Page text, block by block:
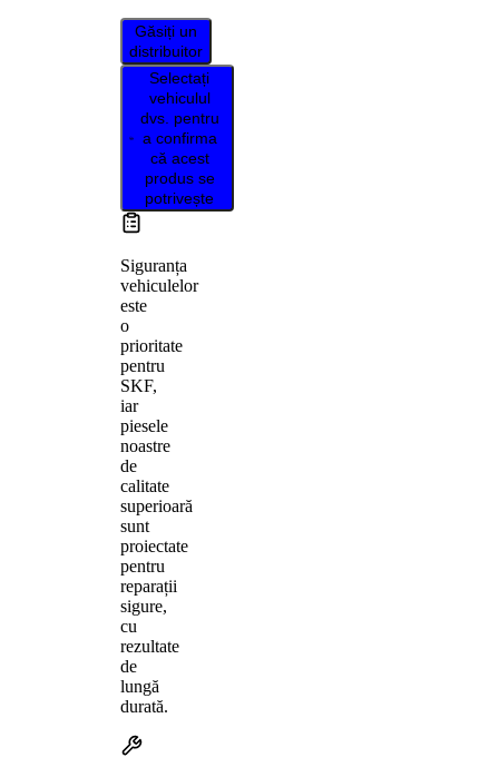
Găsiți un
distribuitor
Selectați
vehiculul
dvs. pentru
a confirma
că acest
produs se
potrivește
Siguranța
vehiculelor
este
o
prioritate
pentru
SKF,
iar
piesele
noastre
de
calitate
superioară
sunt
proiectate
pentru
reparații
sigure,
cu
rezultate
de
lungă
durată.